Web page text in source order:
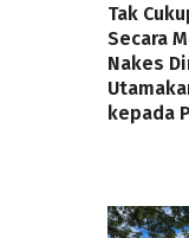
Tak
Secara
Nakes
kepada